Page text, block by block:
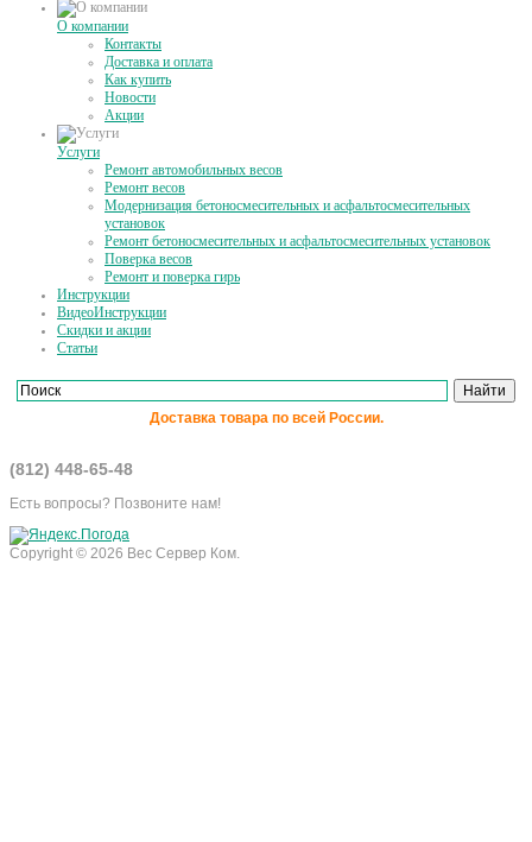
О компании
Контакты
Доставка и оплата
Как купить
Новости
Акции
Услуги
Ремонт автомобильных весов
Ремонт весов
Модернизация бетоносмесительных и асфальтосмесительных
установок
Ремонт бетоносмесительных и асфальтосмесительных установок
Поверка весов
Ремонт и поверка гирь
Инструкции
ВидеоИнструкции
Скидки и акции
Статьи
Доставка товара по всей России.
(812) 448-65-48
Есть вопросы? Позвоните нам!
Copyright © 2026 Вес Сервер Ком.